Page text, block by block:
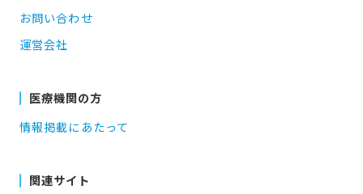
お問い合わせ
運営会社
医療機関の方
情報掲載にあたって
関連サイト